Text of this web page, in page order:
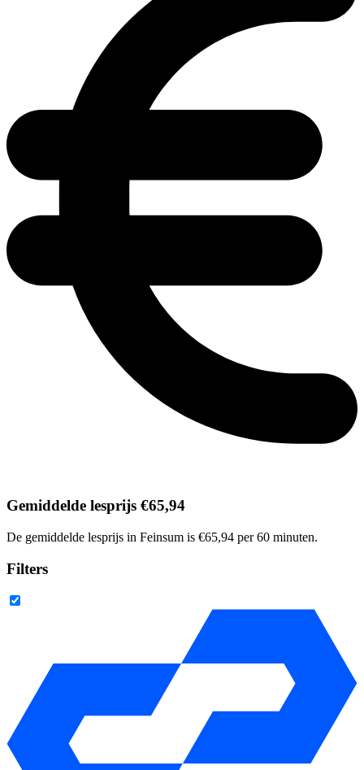
Gemiddelde lesprijs €65,94
De gemiddelde lesprijs in Feinsum is €65,94 per 60 minuten.
Filters